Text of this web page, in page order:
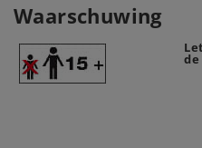
Waarschuwing
de